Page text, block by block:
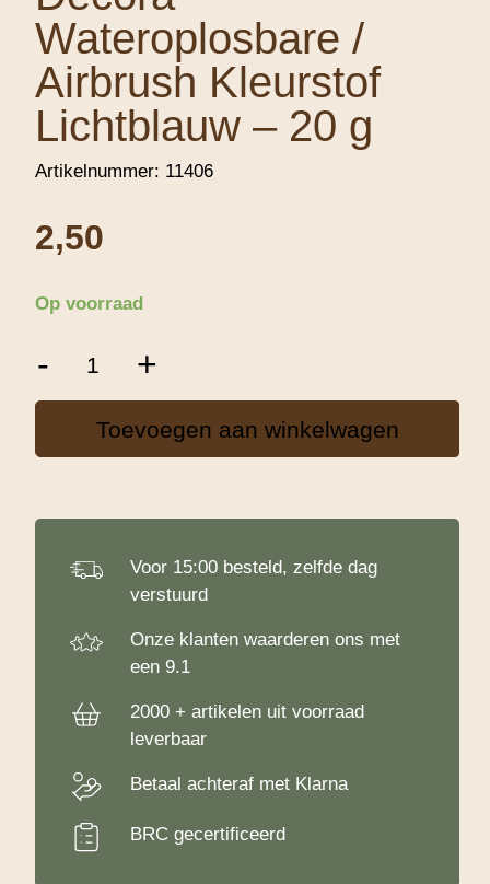
Wateroplosbare /
Airbrush Kleurstof
Lichtblauw – 20 g
Artikelnummer: 11406
2,50
Op voorraad
-Wateroplosbare
Airbrush
Lichtblauw
g
+
Toevoegen aan winkelwagen
Voor 15:00 besteld, zelfde dag
verstuurd
Onze klanten waarderen ons met
een 9.1
2000 + artikelen uit voorraad
leverbaar
Betaal achteraf met Klarna
BRC gecertificeerd